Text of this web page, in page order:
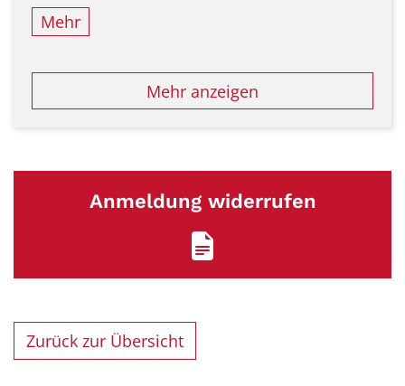
Mehr
Mehr anzeigen
Anmeldung widerrufen
Zurück zur Übersicht